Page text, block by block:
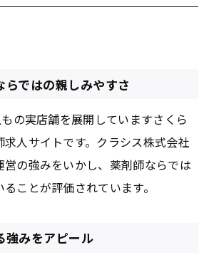
ではの親しみやすさ
の実店舗を展開していますさくら
人サイトです。クラシス株式会社
の強みをいかし、薬剤師ならでは
ことが評価されています。
強みをアピール